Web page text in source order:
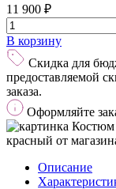
11 900 ₽
В корзину
Скидка для
предоставляемой
заказа.
Оформляйте
Описание